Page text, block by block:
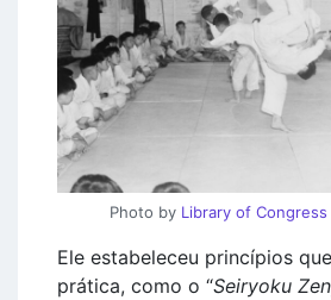
Photo by Library of Congress
Ele estabeleceu princípios
prática, como o “Seiryoku